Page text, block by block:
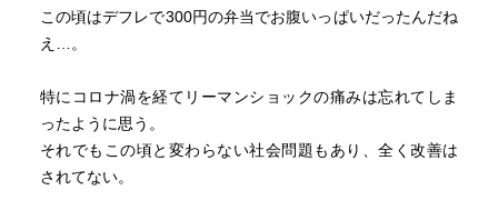
この頃はデフレで300円の弁当でお腹いっぱいだったんだね
え…。
特にコロナ渦を経てリーマンショックの痛みは忘れてしま
ったように思う。
それでもこの頃と変わらない社会問題もあり、全く改善は
されてない。